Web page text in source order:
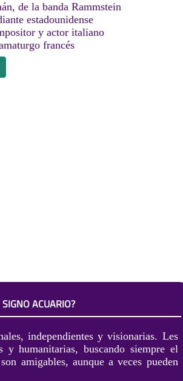
de la banda Rammstein
estadounidense
y actor italiano
francés
ACUARIO?
independientes y visionarias. Les
humanitarias, buscando siempre el
amigables, aunque a veces pueden